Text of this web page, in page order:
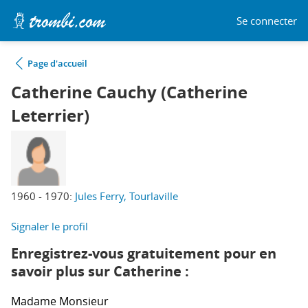
Se connecter
Page d'accueil
Catherine Cauchy (Catherine
Leterrier)
1960 - 1970: Jules Ferry, Tourlaville
Signaler le profil
Enregistrez-vous gratuitement pour en
savoir plus sur Catherine :
Madame Monsieur